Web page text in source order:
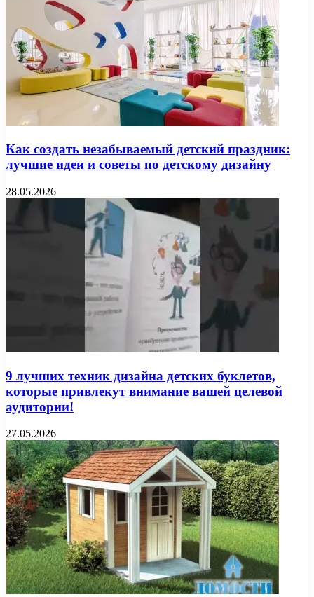
Как создать незабываемый детский праздник:
лучшие идеи и советы по детскому дизайну
28.05.2026
9 лучших техник дизайна детских буклетов,
которые привлекут внимание вашей целевой
аудитории!
27.05.2026